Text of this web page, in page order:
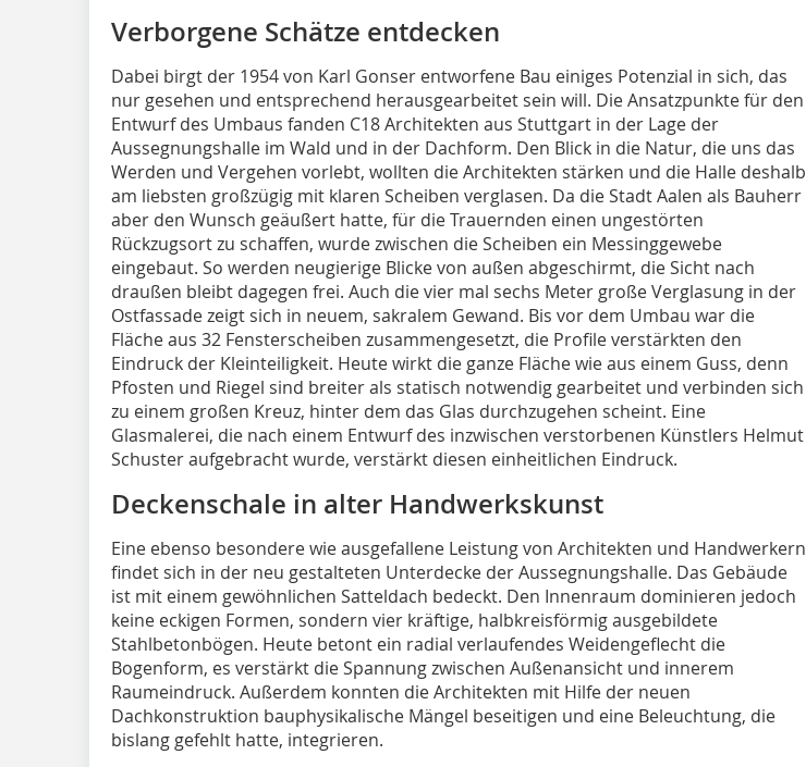
Verborgene Schätze entdecken
Dabei birgt der 1954 von Karl Gonser entworfene Bau einiges Potenzial in sich, das
nur gesehen und entsprechend herausgearbeitet sein will. Die Ansatzpunkte für den
Entwurf des Umbaus fanden C18 Architekten aus Stuttgart in der Lage der
Aussegnungshalle im Wald und in der Dachform. Den Blick in die Natur, die uns das
Werden und Vergehen vorlebt, wollten die Architekten stärken und die Halle deshalb
am liebsten großzügig mit klaren Scheiben verglasen. Da die Stadt Aalen als Bauherr
aber den Wunsch geäußert hatte, für die Trauernden einen ungestörten
Rückzugsort zu schaffen, wurde zwischen die Scheiben ein Messinggewebe
eingebaut. So werden neugierige Blicke von außen abgeschirmt, die Sicht nach
draußen bleibt dagegen frei. Auch die vier mal sechs Meter große Verglasung in der
Ostfassade zeigt sich in neuem, sakralem Gewand. Bis vor dem Umbau war die
Fläche aus 32 Fensterscheiben zusammengesetzt, die Profile verstärkten den
Eindruck der Kleinteiligkeit. Heute wirkt die ganze Fläche wie aus einem Guss, denn
Pfosten und Riegel sind breiter als statisch notwendig gearbeitet und verbinden sich
zu einem großen Kreuz, hinter dem das Glas durchzugehen scheint. Eine
Glasmalerei, die nach einem Entwurf des inzwischen verstorbenen Künstlers Helmut
Schuster aufgebracht wurde, verstärkt diesen einheitlichen Eindruck.
Deckenschale in alter Handwerkskunst
Eine ebenso besondere wie ausgefallene Leistung von Architekten und Handwerkern
findet sich in der neu gestalteten Unterdecke der Aussegnungshalle. Das Gebäude
ist mit einem gewöhnlichen Satteldach bedeckt. Den Innenraum dominieren jedoch
keine eckigen Formen, sondern vier kräftige, halbkreisförmig ausgebildete
Stahlbetonbögen. Heute betont ein radial verlaufendes Weidengeflecht die
Bogenform, es verstärkt die Spannung zwischen Außenansicht und innerem
Raumeindruck. Außerdem konnten die Architekten mit Hilfe der neuen
Dachkonstruktion bauphysikalische Mängel beseitigen und eine Beleuchtung, die
bislang gefehlt hatte, integrieren.